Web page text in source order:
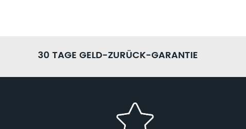
30 TAGE GELD-ZURÜCK-GARANTIE